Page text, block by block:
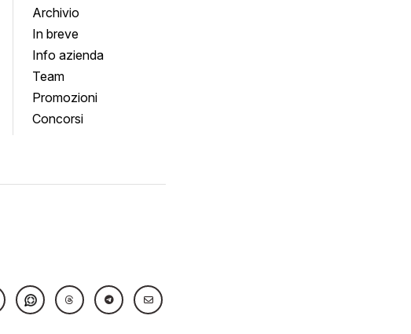
Archivio
In breve
Info azienda
Team
Promozioni
Concorsi